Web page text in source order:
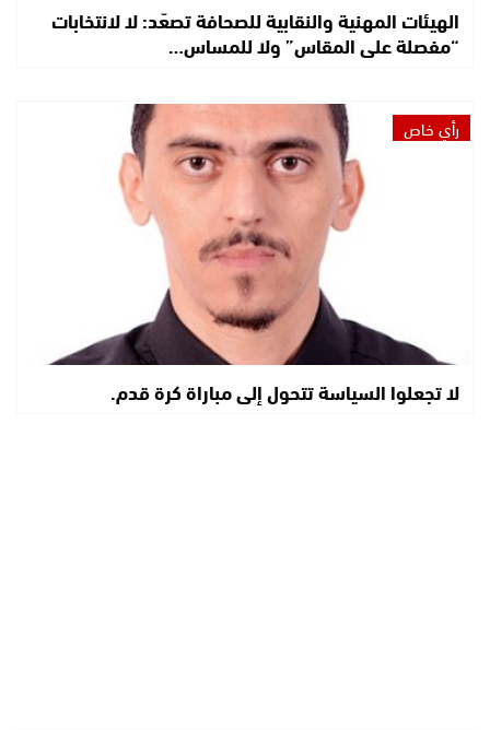
الهيئات المهنية والنقابية للصحافة تصعّد: لا لانتخابات
“مفصلة على المقاس” ولا للمساس…
رأي خاص
لا تجعلوا السياسة تتحول إلى مباراة كرة قدم.